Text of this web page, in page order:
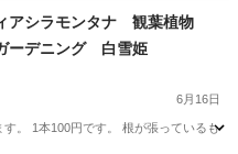
スターバックス
アシラモンタナ 観葉植物
デニング 白雪姫
6月16日
。 1本100円です。 根が張っているも